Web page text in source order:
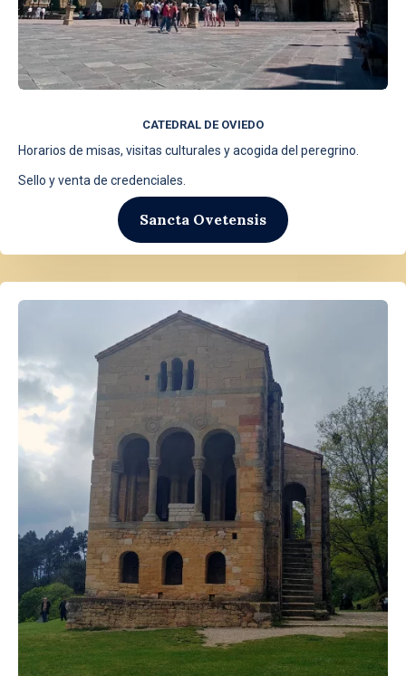
CATEDRAL DE OVIEDO
Horarios de misas, visitas culturales y acogida del peregrino.
Sello y venta de credenciales.
Sancta Ovetensis